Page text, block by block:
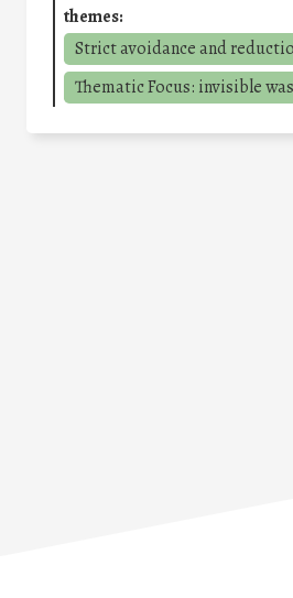
themes:
Strict avoidance and
Thematic Focus: invisible